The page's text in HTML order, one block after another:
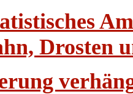
Drosten